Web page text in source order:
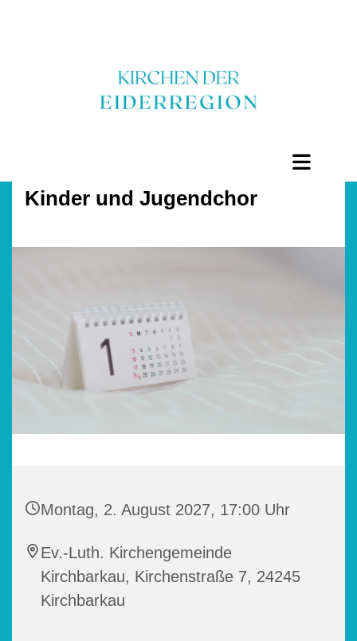
Kinder und Jugendchor
Montag, 2. August 2027, 17:00 Uhr
Ev.-Luth. Kirchengemeinde
Kirchbarkau, Kirchenstraße 7, 24245
Kirchbarkau